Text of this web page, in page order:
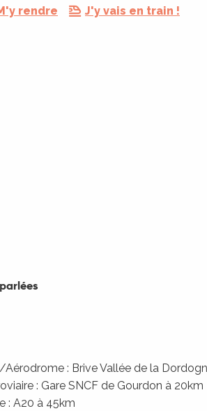
rendre J'y vais en train !
: Brive Vallée de la
: Gare SNCF de Gourdon à 20km
: A20 à 45km